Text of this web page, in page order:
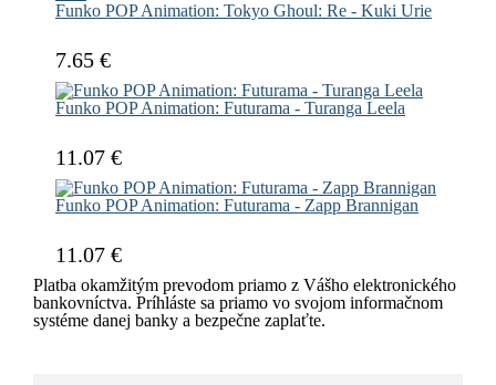
Funko POP Animation: Tokyo Ghoul: Re - Kuki Urie
7.65 €
Funko POP Animation: Futurama - Turanga Leela
11.07 €
Funko POP Animation: Futurama - Zapp Brannigan
11.07 €
Platba okamžitým prevodom priamo z Vášho elektronického
bankovníctva. Príhláste sa priamo vo svojom informačnom
systéme danej banky a bezpečne zaplaťte.